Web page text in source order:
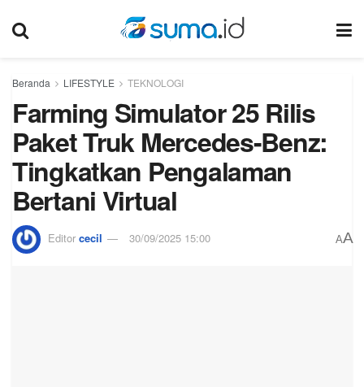
Beranda LIFESTYLE TEKNOLOGI
Farming Simulator 25 Rilis
Paket Truk Mercedes-Benz:
Tingkatkan Pengalaman
Bertani Virtual
Editor cecil 30/09/2025 15:00 AA